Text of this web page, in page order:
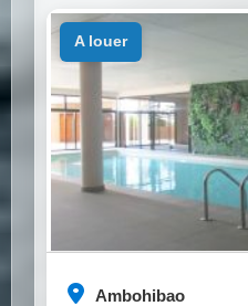
Ambohibao
a louer